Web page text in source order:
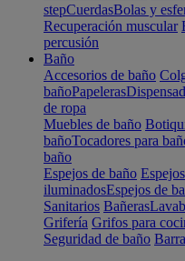
stepCuerdasBolas y
Recuperación muscular
percusión
Baño
Accesorios de baño
bañoPapeleras
de ropa
Muebles de baño
bañoTocadores para
baño
Espejos de baño
iluminadosEspejos de
Sanitarios Bañeras
Grifería Grifos para
Seguridad de baño